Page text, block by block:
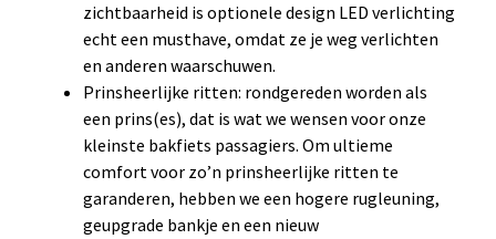
zichtbaarheid is optionele design LED verlichting
echt een musthave, omdat ze je weg verlichten
en anderen waarschuwen.
Prinsheerlijke ritten: rondgereden worden als
een prins(es), dat is wat we wensen voor onze
kleinste bakfiets passagiers. Om ultieme
comfort voor zo’n prinsheerlijke ritten te
garanderen, hebben we een hogere rugleuning,
geupgrade bankje en een nieuw